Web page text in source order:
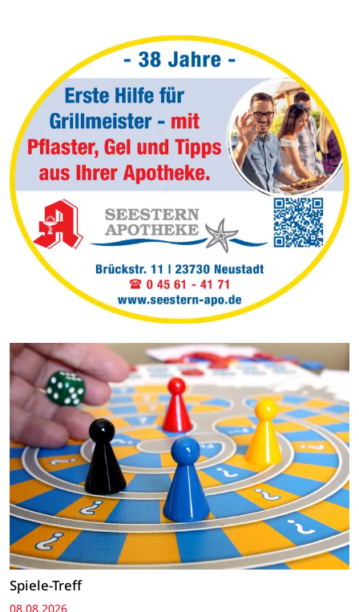
Spiele-Treff
08.08.2026